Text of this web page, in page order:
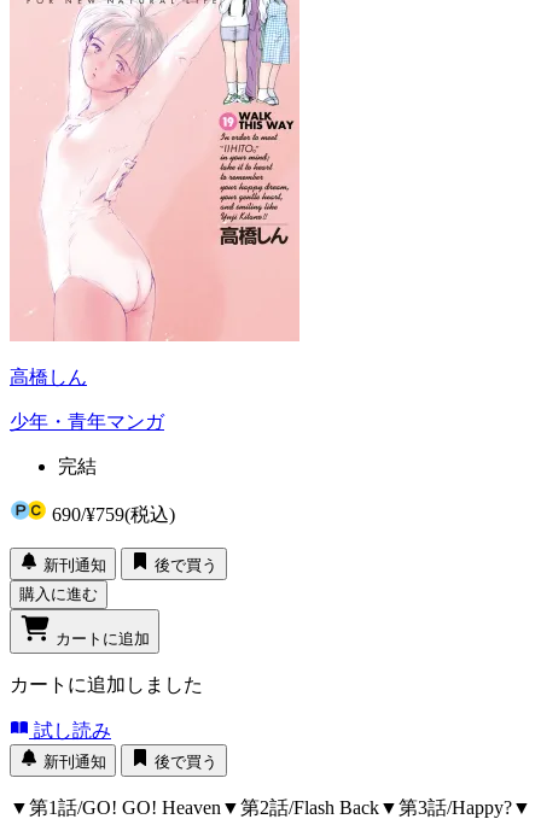
高橋しん
少年・青年マンガ
完結
690/¥759(税込)
新刊通知
後で買う
購入に進む
カートに追加
カートに追加しました
試し読み
新刊通知 後で買う
▼第1話/GO! GO! Heaven▼第2話/Flash Back▼第3話/Happy?▼